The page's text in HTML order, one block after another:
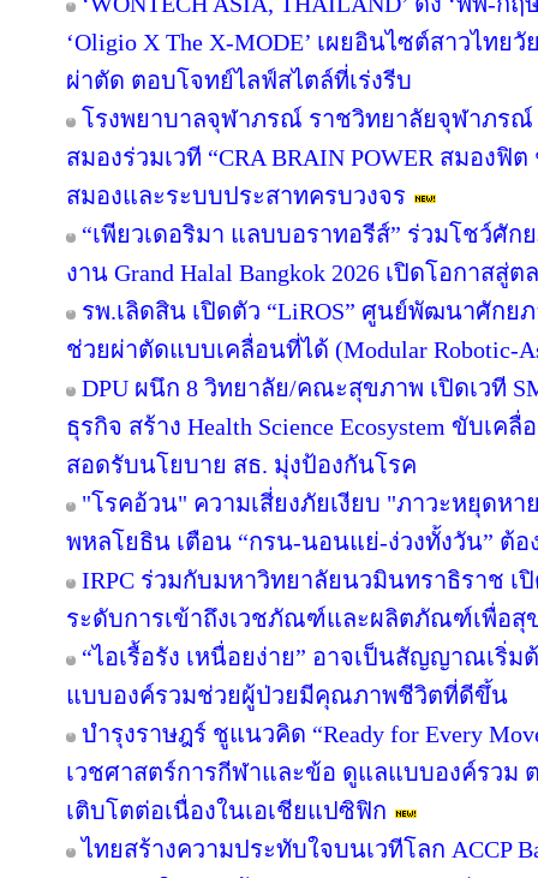
‘Oligio X The X-MODE’ เผยอินไซต์สาวไท
ผ่าตัด ตอบโจทย์ไลฟ์สไตล์ที่เร่งรีบ
โรงพยาบาลจุฬาภรณ์ ราชวิทยาลัยจุฬาภร
สมองร่วมเวที “CRA BRAIN POWER สมอง
สมองและระบบประสาทครบวงจร
“เพียวเดอริมา แลบบอราทอรีส์” ร่วมโชว์ศั
งาน Grand Halal Bangkok 2026 เปิดโอกาสสู่
รพ.เลิดสิน เปิดตัว “LiROS” ศูนย์พัฒนาศัก
ช่วยผ่าตัดแบบเคลื่อนที่ได้ (Modular Robotic-
DPU ผนึก 8 วิทยาลัย/คณะสุขภาพ เปิดเวที
ธุรกิจ สร้าง Health Science Ecosystem ขับเค
สอดรับนโยบาย สธ. มุ่งป้องกันโรค
"โรคอ้วน" ความเสี่ยงภัยเงียบ "ภาวะหยุดห
พหลโยธิน เตือน “กรน-นอนแย่-ง่วงทั้งวัน” ต้
IRPC ร่วมกับมหาวิทยาลัยนวมินทราธิราช เปิ
ระดับการเข้าถึงเวชภัณฑ์และผลิตภัณฑ์เพื่อสุ
“ไอเรื้อรัง เหนื่อยง่าย” อาจเป็นสัญญาณเริ่
แบบองค์รวมช่วยผู้ป่วยมีคุณภาพชีวิตที่ดีขึ้น
บำรุงราษฎร์ ชูแนวคิด “Ready for Every
เวชศาสตร์การกีฬาและข้อ ดูแลแบบองค์รวม
เติบโตต่อเนื่องในเอเชียแปซิฟิก
ไทยสร้างความประทับใจบนเวทีโลก ACCP